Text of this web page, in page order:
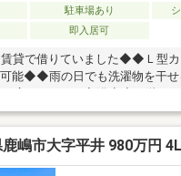
駐車場あり
即入居可
貸で借りていました◆◆Ｌ型カ
能◆◆雨の日でも洗濯物を干せ
広々ゆっくり入浴◆◆２階に
所あり◆◆シャッター付き車庫
害警戒区域◆
嶋市大字平井 980万円